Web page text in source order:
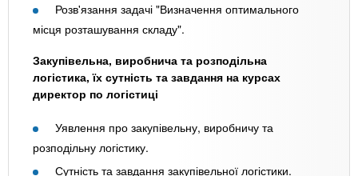
Розв'язання задачі "Визначення оптимального
місця розташування складу".
Закупівельна, виробнича та розподільна
логістика, їх сутність та завдання на курсах
директор по логістиці
Уявлення про закупівельну, виробничу та
розподільну логістику.
Сутність та завдання закупівельної логістики.